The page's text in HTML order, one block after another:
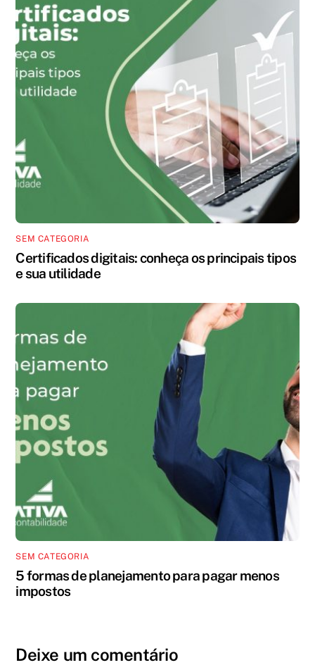
SEM CATEGORIA
Certificados digitais: conheça os principais tipos
e sua utilidade
SEM CATEGORIA
5 formas de planejamento para pagar menos
impostos
Deixe um comentário